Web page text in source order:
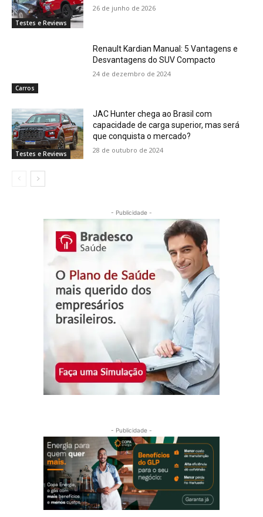
Testes e Reviews
26 de junho de 2026
Carros
Renault Kardian Manual: 5 Vantagens e
Desvantagens do SUV Compacto
24 de dezembro de 2024
Testes e Reviews
JAC Hunter chega ao Brasil com
capacidade de carga superior, mas será
que conquista o mercado?
28 de outubro de 2024
- Publicidade -
- Publicidade -